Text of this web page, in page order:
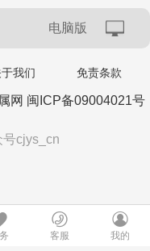
电脑版
我们 免责条款
网 闽ICP备09004021号
cjys_cn
客服 我的